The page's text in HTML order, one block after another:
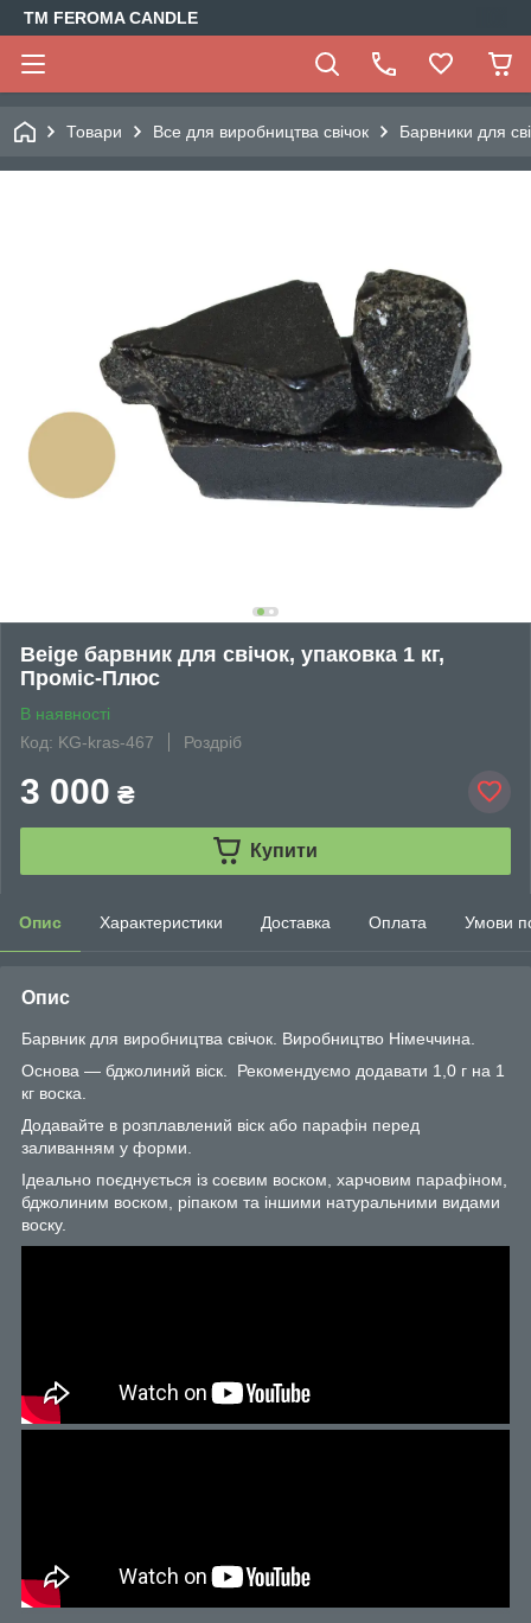
TM FEROMA CANDLE
Товари Все для виробництва свічок Барвники для
Beige барвник для свічок, упаковка 1 кг,
Проміс-Плюс
В наявності
Код: KG-kras-467
Роздріб
3 000 ₴
Купити
Опис Характеристики Доставка Оплата Умови
Опис
Барвник для виробництва свічок. Виробництво Німеччина.
Основа — бджолиний віск. Рекомендуємо додавати 1,0 г на 1
кг воска.
Додавайте в розплавлений віск або парафін перед
заливанням у форми.
Ідеально поєднується із соєвим воском, харчовим парафіном,
бджолиним воском, ріпаком та іншими натуральними видами
воску.